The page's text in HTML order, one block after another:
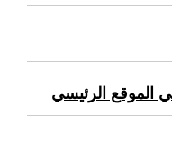
الموقع الرئيسي